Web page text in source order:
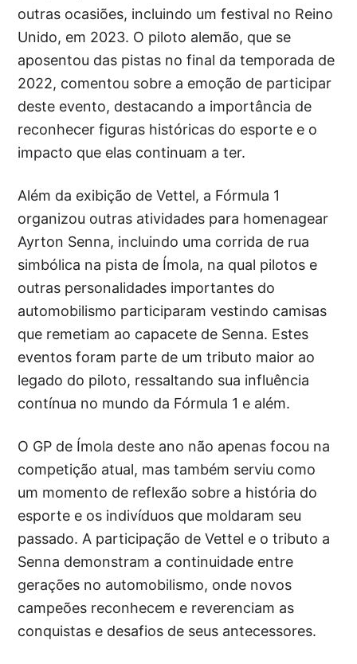
outras ocasiões, incluindo um festival no Reino
Unido, em 2023. O piloto alemão, que se
aposentou das pistas no final da temporada de
2022, comentou sobre a emoção de participar
deste evento, destacando a importância de
reconhecer figuras históricas do esporte e o
impacto que elas continuam a ter.
Além da exibição de Vettel, a Fórmula 1
organizou outras atividades para homenagear
Ayrton Senna, incluindo uma corrida de rua
simbólica na pista de Ímola, na qual pilotos e
outras personalidades importantes do
automobilismo participaram vestindo camisas
que remetiam ao capacete de Senna. Estes
eventos foram parte de um tributo maior ao
legado do piloto, ressaltando sua influência
contínua no mundo da Fórmula 1 e além.
O GP de Ímola deste ano não apenas focou na
competição atual, mas também serviu como
um momento de reflexão sobre a história do
esporte e os indivíduos que moldaram seu
passado. A participação de Vettel e o tributo a
Senna demonstram a continuidade entre
gerações no automobilismo, onde novos
campeões reconhecem e reverenciam as
conquistas e desafios de seus antecessores.